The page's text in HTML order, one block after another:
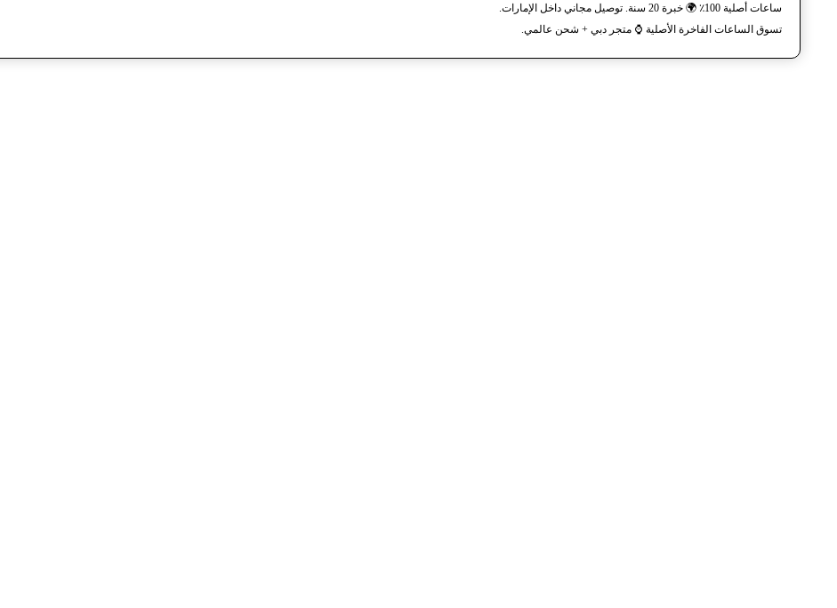
ساعات أصلية 100٪ 🌍 خبرة 20 سنة. توصيل مجاني داخل الإمارات.
تسوق الساعات الفاخرة الأصلية ⌚️ متجر دبي + شحن عالمي.